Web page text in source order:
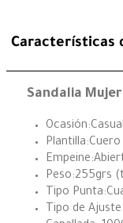
Características
Sandalia
Ocasión:Casual
Plantilla:Cuero
Peso:255grs
Tipo
Tipo de